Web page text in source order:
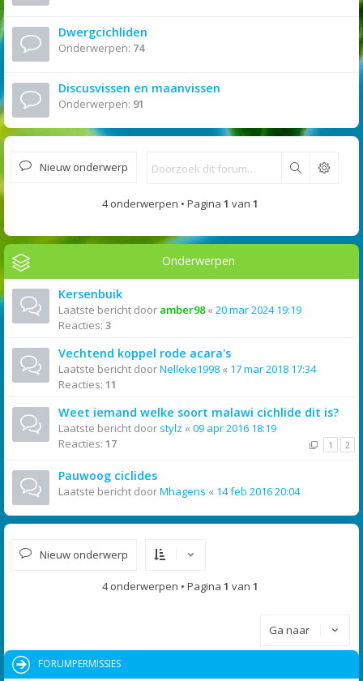
Dwergcichliden
Onderwerpen: 74
Discusvissen en maanvissen
Onderwerpen: 91
Nieuw onderwerp Zoek
4 onderwerpen • Pagina 1 van 1
Onderwerpen
Kersenbuik
Laatste bericht door amber98« 20 mar 2024 19:19
Reacties: 3
Vechtend koppel rode acara's
Laatste bericht doorNelleke1998 « 17 mar 2018 17:34
Reacties: 11
Weet iemand welke soort malawi cichlide dit is?
Laatste bericht door stylz « 09 apr 2016 18:19
Reacties: 17 1 2
Pauwoog ciclides
Laatste bericht doorMhagens « 14 feb 2016 20:04
Nieuw onderwerp
4 onderwerpen • Pagina 1 van 1
Ga naar
FORUMPERMISSIES